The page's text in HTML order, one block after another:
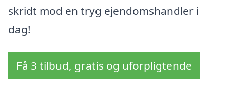
skridt mod en tryg ejendomshandler i
dag!
Få 3 tilbud, gratis og uforpligtende